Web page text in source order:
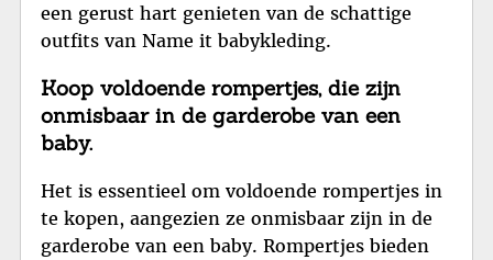
een gerust hart genieten van de schattige
outfits van Name it babykleding.
Koop voldoende rompertjes, die zijn
onmisbaar in de garderobe van een
baby.
Het is essentieel om voldoende rompertjes in
te kopen, aangezien ze onmisbaar zijn in de
garderobe van een baby. Rompertjes bieden